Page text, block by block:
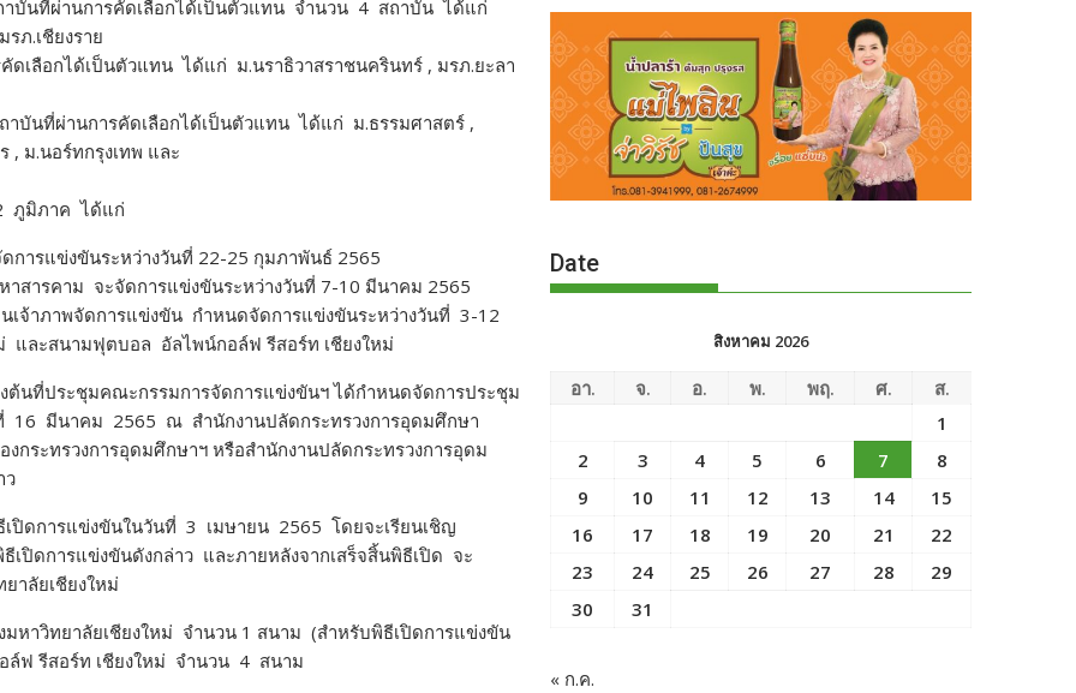
าบันที่ผ่านการคัดเลือกได้เป็นตัวแทน จำนวน 4 สถาบัน ได้แก่
ภ.เชียงราย
ดเลือกได้เป็นตัวแทน ได้แก่ ม.นราธิวาสราชนครินทร์ , มรภ.ยะลา
าบันที่ผ่านการคัดเลือกได้เป็นตัวแทน ได้แก่ ม.ธรรมศาสตร์ ,
, ม.นอร์ทกรุงเทพ และ
ภูมิภาค ได้แก่
การแข่งขันระหว่างวันที่ 22-25 กุมภาพันธ์ 2565
าสารคาม จะจัดการแข่งขันระหว่างวันที่ 7-10 มีนาคม 2565
เจ้าภาพจัดการแข่งขัน กำหนดจัดการแข่งขันระหว่างวันที่ 3-12
ละสนามฟุตบอล อัลไพน์กอล์ฟ รีสอร์ท เชียงใหม่
ต้นที่ประชุมคณะกรรมการจัดการแข่งขันฯ ได้กำหนดจัดการประชุม
16 มีนาคม 2565 ณ สำนักงานปลัดกระทรวงการอุดมศึกษา
ระทรวงการอุดมศึกษาฯ หรือสำนักงานปลัดกระทรวงการอุดม
ว
ปิดการแข่งขันในวันที่ 3 เมษายน 2565 โดยจะเรียนเชิญ
เปิดการแข่งขันดังกล่าว และภายหลังจากเสร็จสิ้นพิธีเปิด จะ
าลัยเชียงใหม่
มหาวิทยาลัยเชียงใหม่ จำนวน 1 สนาม (สำหรับพิธีเปิดการแข่งขัน
ฟ รีสอร์ท เชียงใหม่ จำนวน 4 สนาม
Date
สิงหาคม 2026
อา. จ. อ. พ. พฤ. ศ.
ส.
1
2
3 4 5 6 7
8
9
10 11 12 13 14
15
16
17 18 19 20 21
22
23
24 25 26 27 28
29
30
31
« ก.ค.